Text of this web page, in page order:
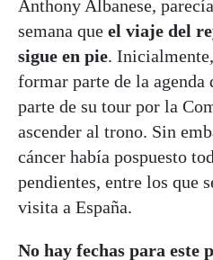
Anthony Albanese,
semana que el viaje del
sigue en pie.
formar parte de la agenda
parte de su tour por la
ascender al trono. Sin
cáncer había pospuesto
pendientes, entre los que
visita a España.
No hay fechas para este